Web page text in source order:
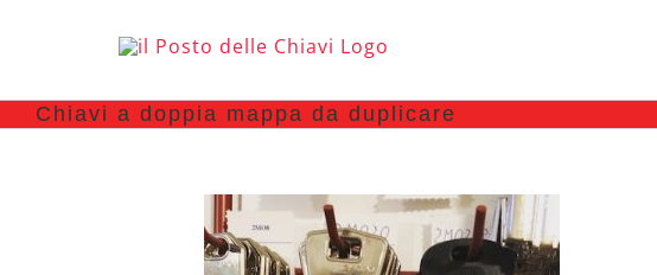
Chiavi a doppia mappa da duplicare